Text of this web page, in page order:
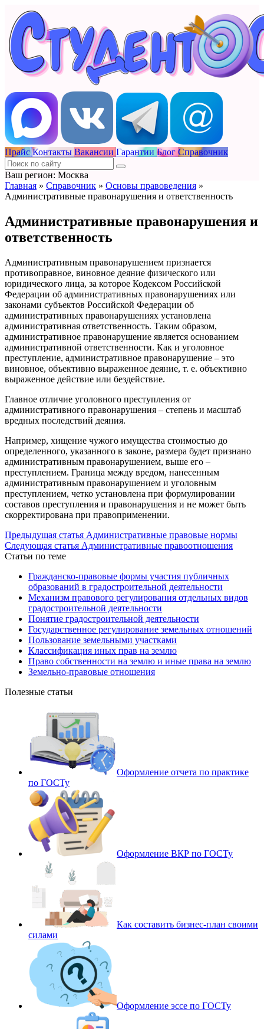
Прайс Контакты Вакансии Гарантии Блог Справочник
Ваш регион: Москва
Главная » Справочник » Основы правоведения »
Административные правонарушения и ответственность
Административные правонарушения и
ответственность
Административным правонарушением признается
противоправное, виновное деяние физического или
юридического лица, за которое Кодексом Российской
Федерации об административных правонарушениях или
законами субъектов Российской Федерации об
административных правонарушениях установлена
административная ответственность. Таким образом,
административное правонарушение является основанием
административной ответственности. Как и уголовное
преступление, административное правонарушение – это
виновное, объективно выраженное деяние, т. е. объективно
выраженное действие или бездействие.
Главное отличие уголовного преступления от
административного правонарушения – степень и масштаб
вредных последствий деяния.
Например, хищение чужого имущества стоимостью до
определенного, указанного в законе, размера будет признано
административным правонарушением, выше его –
преступлением. Граница между вредом, нанесенным
административным правонарушением и уголовным
преступлением, четко установлена при формулировании
составов преступления и правонарушения и не может быть
скорректирована при правоприменении.
Предыдущая статья Административные правовые нормы
Следующая статья Административные правоотношения
Статьи по теме
Гражданско-правовые формы участия публичных
образований в градостроительной деятельности
Механизм правового регулирования отдельных видов
градостроительной деятельности
Понятие градостроительной деятельности
Государственное регулирование земельных отношений
Пользование земельными участками
Классификация иных прав на землю
Право собственности на землю и иные права на землю
Земельно-правовые отношения
Полезные статьи
Оформление отчета по практике
по ГОСТу
Оформление ВКР по ГОСТу
Как составить бизнес-план своими
силами
Оформление эссе по ГОСТу